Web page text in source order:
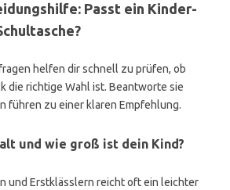
Passt ein Kinder-
helfen dir schnell zu prüfen, ob
die richtige Wahl ist. Beantworte sie
führen zu einer klaren Empfehlung.
und wie groß ist dein Kind?
und Erstklässlern reicht oft ein leichter